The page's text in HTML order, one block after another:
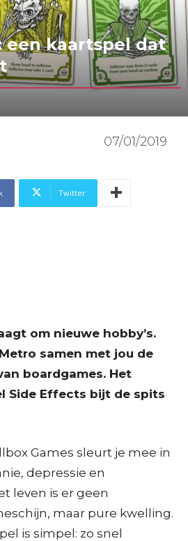
een kaartspel dat
07/01/2019
Twitter
om nieuwe hobby’s.
samen met jou de
boardgames. Het
Side Effects bijt de spits
Games sleurt je mee in
depressie en
leven is er geen
maar pure kwelling.
is simpel: zo snel